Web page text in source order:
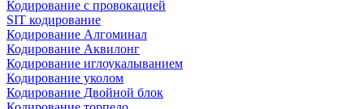
Кодирование с провокацией
SIT кодирование
Кодирование Алгоминал
Кодирование Аквилонг
Кодирование иглоукалыванием
Кодирование уколом
Кодирование Двойной блок